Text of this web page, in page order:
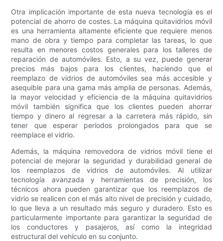
Otra implicación importante de esta nueva tecnología es el
potencial de ahorro de costes. La máquina quitavidrios móvil
es una herramienta altamente eficiente que requiere menos
mano de obra y tiempo para completar las tareas, lo que
resulta en menores costos generales para los talleres de
reparación de automóviles. Esto, a su vez, puede generar
precios más bajos para los clientes, haciendo que el
reemplazo de vidrios de automóviles sea más accesible y
asequible para una gama más amplia de personas. Además,
la mayor velocidad y eficiencia de la máquina quitavidrios
móvil también significa que los clientes pueden ahorrar
tiempo y dinero al regresar a la carretera más rápido, sin
tener que esperar períodos prolongados para que se
reemplace el vidrio.
Además, la máquina removedora de vidrios móvil tiene el
potencial de mejorar la seguridad y durabilidad general de
los reemplazos de vidrios de automóviles. Al utilizar
tecnología avanzada y herramientas de precisión, los
técnicos ahora pueden garantizar que los reemplazos de
vidrio se realicen con el más alto nivel de precisión y cuidado,
lo que lleva a un resultado más seguro y duradero. Esto es
particularmente importante para garantizar la seguridad de
los conductores y pasajeros, así como la integridad
estructural del vehículo en su conjunto.